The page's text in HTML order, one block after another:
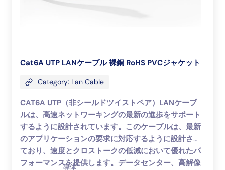
Cat6A UTP LANケーブル 裸銅 RoHS PVCジャケット
Category: Lan Cable
CAT6A UTP（非シールドツイストペア）LANケーブ
ルは、高速ネットワーキングの最新の進歩をサポート
するように設計されています。このケーブルは、最新
のアプリケーションの要求に対応するように設計され
ており、速度とクロストークの低減において優れたパ
フォーマンスを提供します。データセンター、高解像
導体